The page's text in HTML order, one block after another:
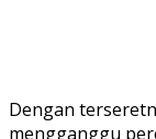
Dengan
mengganggu